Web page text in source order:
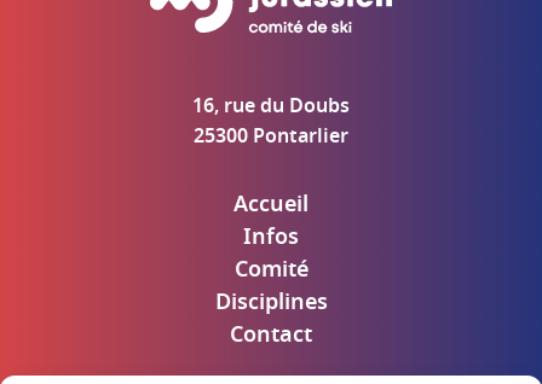
16, rue du Doubs
25300 Pontarlier
Accueil
Infos
Comité
Disciplines
Contact